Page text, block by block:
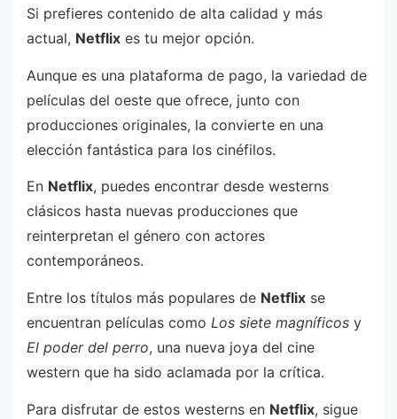
Si prefieres contenido de alta calidad y más
actual, Netflix es tu mejor opción.
Aunque es una plataforma de pago, la variedad de
películas del oeste que ofrece, junto con
producciones originales, la convierte en una
elección fantástica para los cinéfilos.
En Netflix, puedes encontrar desde westerns
clásicos hasta nuevas producciones que
reinterpretan el género con actores
contemporáneos.
Entre los títulos más populares de Netflix se
encuentran películas como Los siete magníficos y
El poder del perro, una nueva joya del cine
western que ha sido aclamada por la crítica.
Para disfrutar de estos westerns en Netflix, sigue